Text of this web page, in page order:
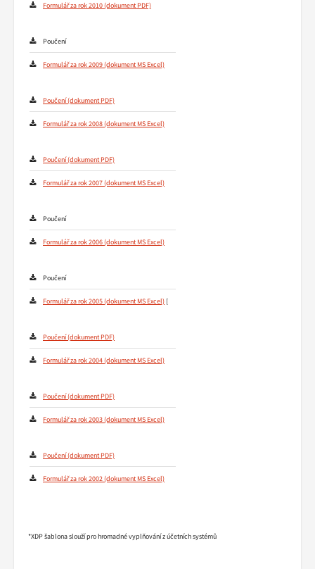
Formulář za rok 2010
Poučení
Formulář za rok 2009
Poučení
Formulář za rok 2008
Poučení
Formulář za rok 2007
Poučení
Formulář za rok 2006
Poučení
Formulář za rok 2005 [
Poučení
Formulář za rok 2004
Poučení
Formulář za rok 2003
Poučení
Formulář za rok 2002
*XDP šablona slouží pro hromadné vyplňování z účetních systémů